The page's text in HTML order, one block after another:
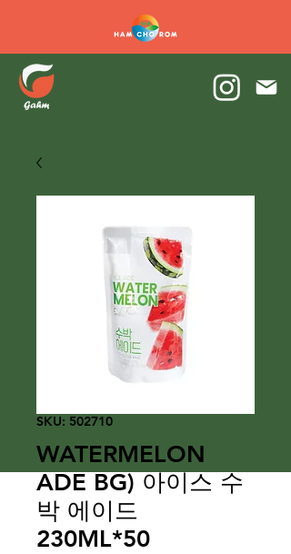
SKU: 502710
WATERMELON
ADE BG) 아이스 수
박 에이드
230ML*50